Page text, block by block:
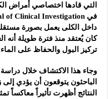
التي قادها اختصاصي أمراض
داخل الكلى يعمل بصورة
كان يُعتقد منذ فترة طويلة
تركيز البول والحفاظ على
وجاء هذا الاكتشاف خلال دراسة
الباحثون يتوقعون أن يؤدي إلى
النتائج أظهرت تأثيراً معاكساً